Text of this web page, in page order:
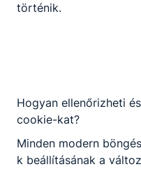
5700 Gyula, Szent
420
E-mail:
történik.
Hogyan ellenőrizheti
cookie-kat?
Minden modern
k beállításának a